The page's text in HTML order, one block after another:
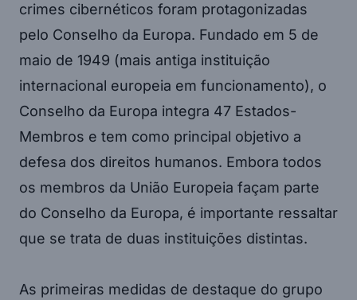
crimes cibernéticos foram protagonizadas
pelo Conselho da Europa. Fundado em 5 de
maio de 1949 (mais antiga instituição
internacional europeia em funcionamento), o
Conselho da Europa integra 47 Estados-
Membros e tem como principal objetivo a
defesa dos direitos humanos. Embora todos
os membros da União Europeia façam parte
do Conselho da Europa, é importante ressaltar
que se trata de duas instituições distintas.
As primeiras medidas de destaque do grupo